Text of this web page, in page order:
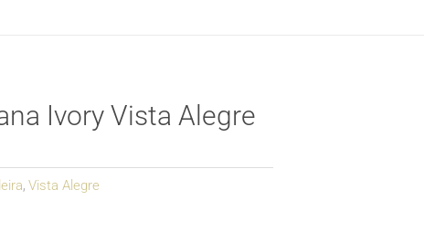
Ivory Vista Alegre
, Vista Alegre